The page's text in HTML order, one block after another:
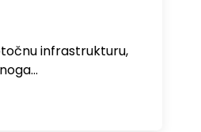
infrastrukturu,